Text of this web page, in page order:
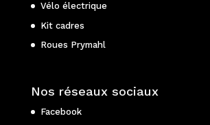
Vélo électrique
Kit cadres
Roues Prymahl
Nos réseaux sociaux
Facebook